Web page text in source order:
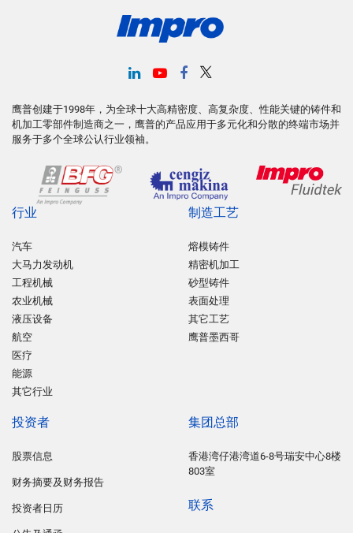
鹰普创建于1998年，为全球十大高精密度、高复杂度、性能关键的铸件和
机加工零部件制造商之一，鹰普的产品应用于多元化和分散的终端市场并
服务于多个全球公认行业领袖。
行业
汽车
大马力发动机
工程机械
农业机械
液压设备
航空
医疗
能源
其它行业
制造工艺
熔模铸件
精密机加工
砂型铸件
表面处理
其它工艺
鹰普墨西哥
投资者
股票信息
财务摘要及财务报告
投资者日历
集团总部
香港湾仔港湾道6-8号瑞安中心8楼
803室
联系